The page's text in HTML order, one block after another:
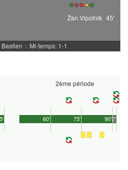
Žan Vipotnik 45'
| Mi-temps: 1-1
2ème période
90'
60' 75' 2'